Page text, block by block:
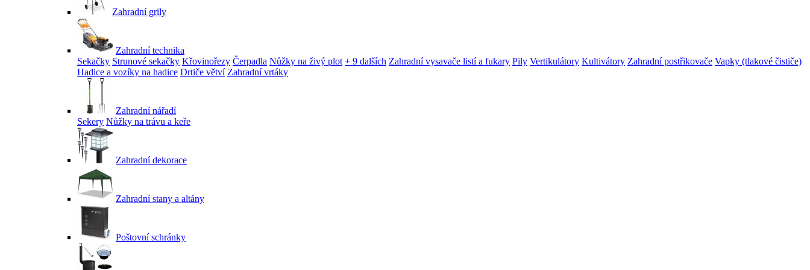
Zahradní grily
Zahradní technika
Sekačky Strunové sekačky Křovinořezy Čerpadla Nůžky na živý plot + 9 dalších Zahradní vysavače listí a fukary Pily Vertikulátory Kultivátory Zahradní postřikovače Vapky (tlakové čističe)
Hadice a vozíky na hadice Drtiče větví Zahradní vrtáky
Zahradní nářadí
Sekery Nůžky na trávu a keře
Zahradní dekorace
Zahradní stany a altány
Poštovní schránky